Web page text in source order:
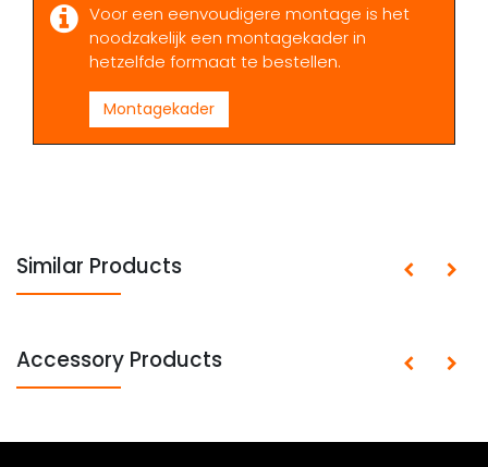
Voor een eenvoudigere montage is het
noodzakelijk een montagekader in
hetzelfde formaat te bestellen.
Montagekader
Similar Products
Accessory Products